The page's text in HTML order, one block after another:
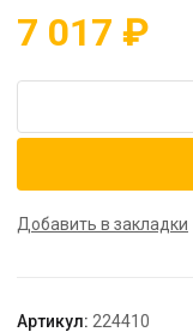
7 017 ₽
Тройник
250/200*87
Добавить в закладки
Артикул: 224410